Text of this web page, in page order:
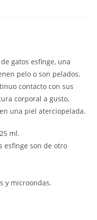
gatos esfinge, una
pelo o son pelados,
contacto con sus
corporal a gusto,
una piel aterciopelada.
ml.
esfinge son de otro
y microondas.